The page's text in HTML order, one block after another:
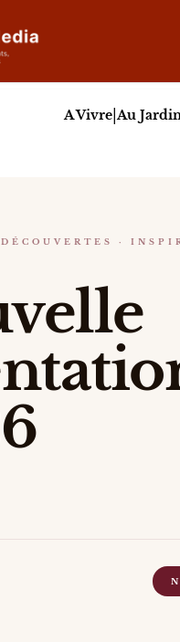
A Vivre|Au
2026 Subtitle Lorem
événements, livres
·